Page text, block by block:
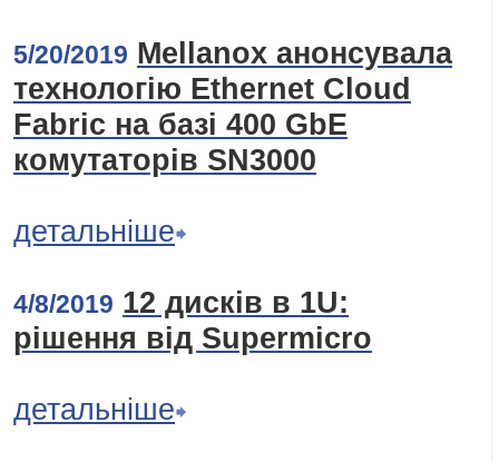
5/20/2019 Mellanox анонсувала
технологію Ethernet Cloud
Fabric на базі 400 GbE
комутаторів SN3000
детальніше
4/8/2019 12 дисків в 1U:
рішення від Supermicro
детальніше